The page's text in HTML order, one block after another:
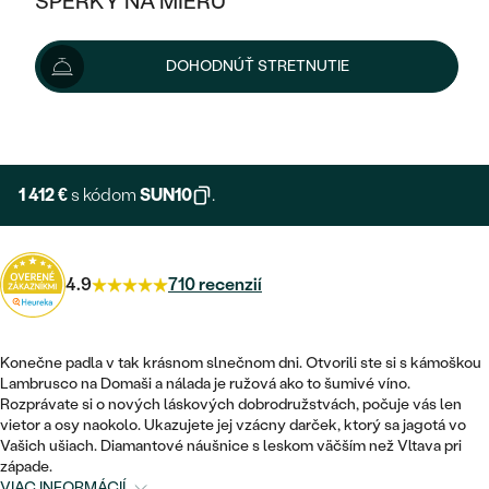
KOMBINOVANÉ ZLATO
PODĽA ŠTÝLU
BEZ KAMEŇA
VYKROJENÉ
NETRADIČNÉ
TEPANÉ
POSTRANNÉ DRAHOKAMY
HALO
VINTAGE
OBRÚČOK
NETRADIČNÉ
ZOSTAVTE SI PRSTEŇ
ZAČAŤ S PRSTEŇOM
VÝPREDAJ
ŠPERKY ČO POMÁHAJÚ
PODĽA TYPU
PRSTENE
PRÍVESKY
NÁRAMKY
SETY
PÁNSKE ŠPERKY
PLATINOVÉ
NAPICHOVACIE
MINIMALISTICKÉ
SOLITÉR
V TVARE SRDCA
ZLATÉ
STRIEBORNÉ
SOLITÉR
NARODENIE DIEŤAŤA
PERSONALIZOVANÉ
SO ZNAMENÍM ZVEROKRUHU
MINIMALISTICKÉ
VÝPREDAJ
ZLATÉ
PLATINOVÉ
ETERNITY
MINIMALISTICKÉ
DOHODNÚŤ STRETNUTIE
1 569 €
Šperk vám doručíme do 3 - 4 týždňov. Možnosti doručenia
1 412 €s kódom SUN10 .
4.9 710 recenzií
Konečne padla v tak krásnom slnečnom dni. Otvorili ste si s kámoškou
Lambrusco na Domaši a nálada je ružová ako to šumivé víno.
Rozprávate si o nových láskových dobrodružstvách, počuje vás len
vietor a osy naokolo. Ukazujete jej vzácny darček, ktorý sa jagotá vo
Vašich ušiach. Diamantové náušnice s leskom väčším než Vltava pri
západe.